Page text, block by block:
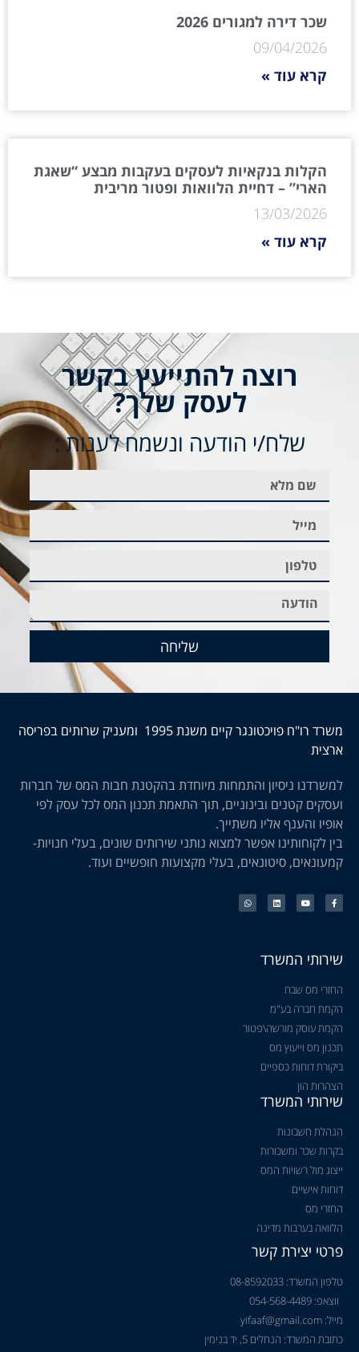
שכר דירה למגורים 2026
09/04/2026
קרא עוד »
הקלות בנקאיות לעסקים בעקבות מבצע “שאגת
הארי” – דחיית הלוואות ופטור מריבית
13/03/2026
קרא עוד »
רוצה להתייעץ בקשר
לעסק שלך?
שלח/י הודעה ונשמח לענות :
שליחה
משרד רו"ח פויכטונגר קיים משנת 1995 ומעניק שרותים בפריסה
ארצית
למשרדנו ניסיון והתמחות מיוחדת בהקטנת חבות המס של חברות
ועסקים קטנים ובינוניים, תוך התאמת תכנון המס לכל עסק לפי
אופיו והענף אליו משתייך.
בין לקוחותינו אפשר למצוא נותני שירותים שונים, בעלי חנויות-
קמעונאים, סיטונאים, בעלי מקצועות חופשיים ועוד.
שירותי המשרד
החזרי מס שבח
הקמת חברה בע"מ
הקמת עוסק מורשה\פטור
תכנון מס וייעוץ מס
ביקורת דוחות כספיים
הצהרות הון
שירותי המשרד
הנהלת חשבונות
בקרות שכר ומשכורות
ייצוג מול רשויות המס
דוחות אישיים
החזרי מס
הלוואה בערבות מדינה
פרטי יצירת קשר
טלפון המשרד: 08-8592033
ווצאפ: 054-568-4489
מייל: yifaaf@gmail.com
כתובת המשרד: הנחלים 5, יד בנימין